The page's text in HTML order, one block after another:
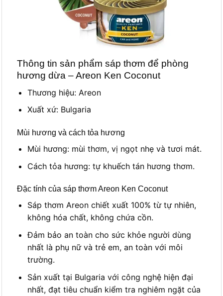
Thông tin sản phẩm sáp thơm để phòng
hương dừa – Areon Ken Coconut
Thương hiệu: Areon
Xuất xứ: Bulgaria
Mùi hương và cách tỏa hương
Mùi hương: mùi thơm, vị ngọt nhẹ và tươi mát.
Cách tỏa hương: tự khuếch tán hương thơm.
Đặc tính của sáp thơm Areon Ken Coconut
Sáp thơm Areon chiết xuất 100% từ tự nhiên,
không hóa chất, không chứa cồn.
Đảm bảo an toàn cho sức khỏe người dùng
nhất là phụ nữ và trẻ em, an toàn với môi
trường.
Sản xuất tại Bulgaria với công nghệ hiện đại
nhất, đạt tiêu chuẩn kiểm tra nghiêm ngặt của